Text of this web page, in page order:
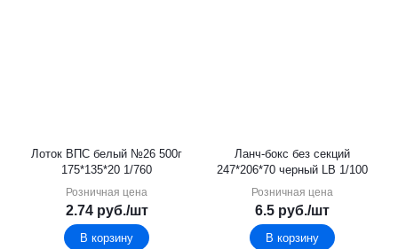
Лоток ВПС белый №26 500г
175*135*20 1/760
Розничная цена
2.74руб./шт
В корзину
Ланч-бокс без секций
247*206*70 черный LB 1/100
Розничная цена
6.5 руб./шт
В корзину